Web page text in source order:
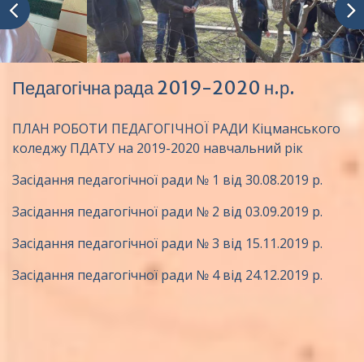
Педагогічна рада 2019-2020 н.р.
ПЛАН РОБОТИ ПЕДАГОГІЧНОЇ РАДИ Кіцманського
коледжу ПДАТУ на 2019-2020 навчальний рік
Засідання педагогічної ради № 1 від 30.08.2019 р.
Засідання педагогічної ради № 2 від 03.09.2019 р.
Засідання педагогічної ради № 3 від 15.11.2019 р.
Засідання педагогічної ради № 4 від 24.12.2019 р.